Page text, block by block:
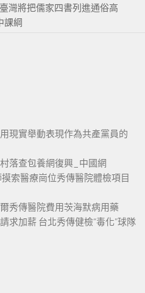
灣將把儒家四書列進通俗高
課綱
現實舉動表現作為共產黨員的
落查包養網復興_中國網
索醫療崗位秀傳醫院體檢項目
秀傳醫院費用茨海默病用藥
求加薪 台北秀傳健檢“毒化”球隊